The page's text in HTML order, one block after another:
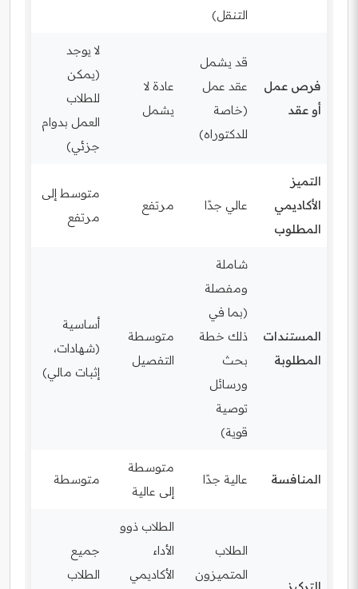
التنقل)
فرص عمل
أو عقد
قد يشمل
عقد عمل
(خاصة
للدكتوراه)
عادة لا
يشمل
لا يوجد
(يمكن
للطلاب
العمل بدوام
جزئي)
التميز
الأكاديمي
المطلوب
عالي جدًا مرتفع
متوسط إلى
مرتفع
المستندات
المطلوبة
شاملة
ومفصلة
(بما في
ذلك خطة
بحث
ورسائل
توصية
قوية)
متوسطة
التفصيل
أساسية
(شهادات،
إثبات مالي)
المنافسة عالية جدًا
متوسطة
إلى عالية
متوسطة
الطلاب
المتميزون
الطلاب ذوو
الأداء
الأكاديمي
جميع
الطلاب